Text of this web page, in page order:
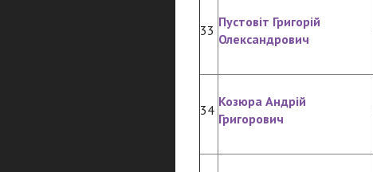
33
Пустовіт Григорій
Олександрович
34
Козюра Андрій
Григорович